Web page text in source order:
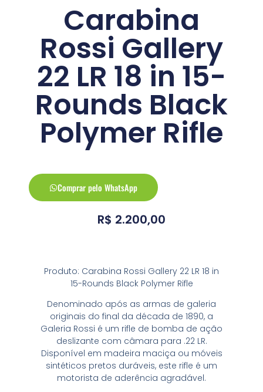
Carabina
Rossi Gallery
22 LR 18 in 15-
Rounds Black
Polymer Rifle
Comprar pelo WhatsApp
R$ 2.200,00
Produto: Carabina Rossi Gallery 22 LR 18 in
15-Rounds Black Polymer Rifle
Denominado após as armas de galeria
originais do final da década de 1890, a
Galeria Rossi é um rifle de bomba de ação
deslizante com câmara para .22 LR.
Disponível em madeira maciça ou móveis
sintéticos pretos duráveis, este rifle é um
motorista de aderência agradável.